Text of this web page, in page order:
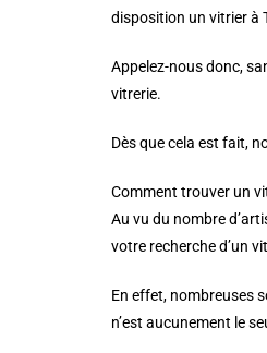
disposition un vitrier à
Appelez-nous donc,
vitrerie.
Dès que cela est fait,
Comment trouver un
Au vu du nombre
votre recherche d’un
En effet, nombreuses
n’est aucunement le